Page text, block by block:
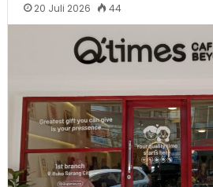
20 Juli 2026 44